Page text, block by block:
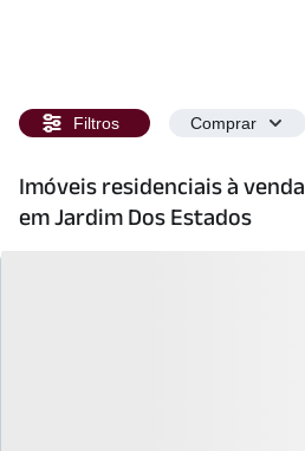
Filtros Comprar
Imóveis residenciais à venda
em Jardim Dos Estados